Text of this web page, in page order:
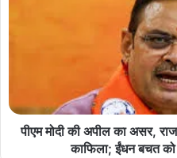
पीएम मोदी की अपील का असर,
काफिला; ईंधन बचत को